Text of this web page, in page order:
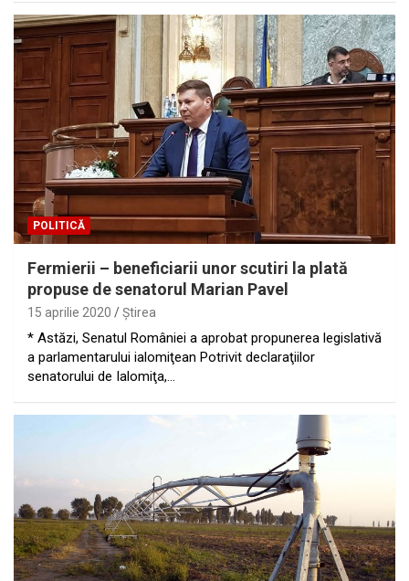
POLITICĂ
Fermierii – beneficiarii unor scutiri la plată
propuse de senatorul Marian Pavel
15 aprilie 2020 Ştirea
* Astăzi, Senatul României a aprobat propunerea legislativă
a parlamentarului ialomiţean Potrivit declaraţiilor
senatorului de Ialomiţa,…